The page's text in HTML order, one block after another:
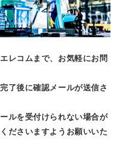
レコムまで、お気軽にお問
了後に確認メールが送信さ
ルを受付けられない場合が
ださいますようお願いいた